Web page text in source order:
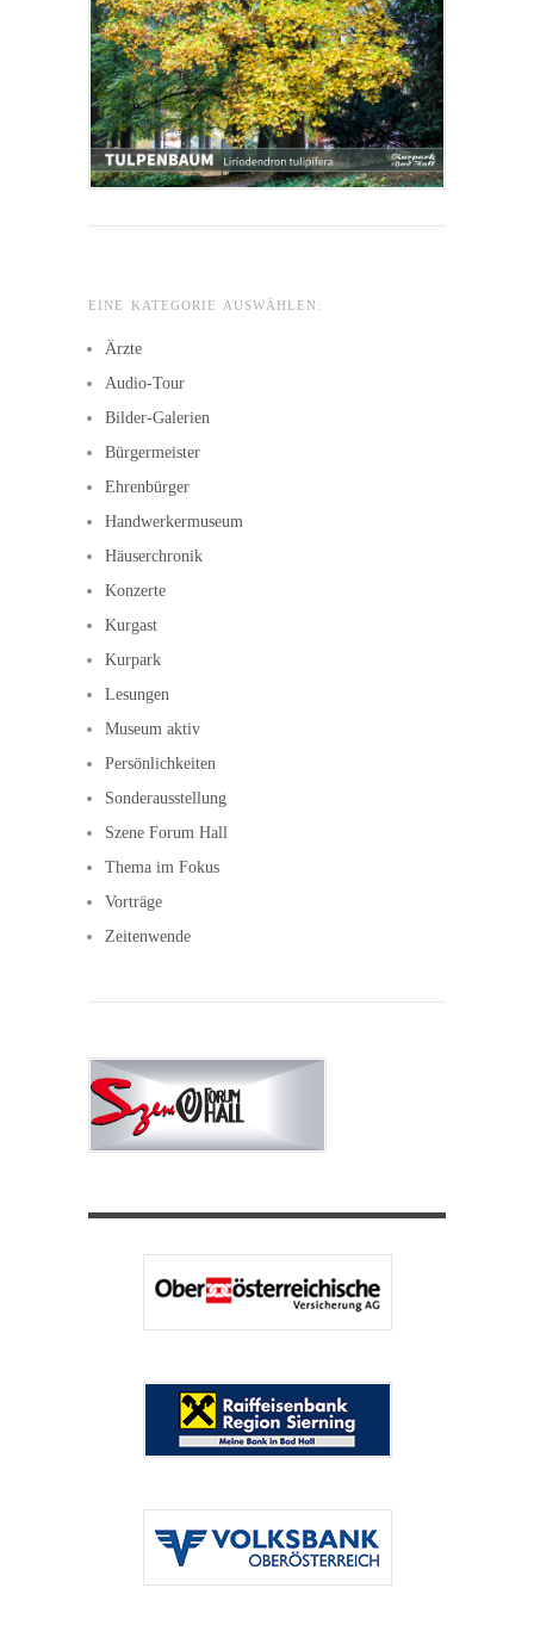
EINE KATEGORIE AUSWÄHLEN:
Ärzte
Audio-Tour
Bilder-Galerien
Bürgermeister
Ehrenbürger
Handwerkermuseum
Häuserchronik
Konzerte
Kurgast
Kurpark
Lesungen
Museum aktiv
Persönlichkeiten
Sonderausstellung
Szene Forum Hall
Thema im Fokus
Vorträge
Zeitenwende